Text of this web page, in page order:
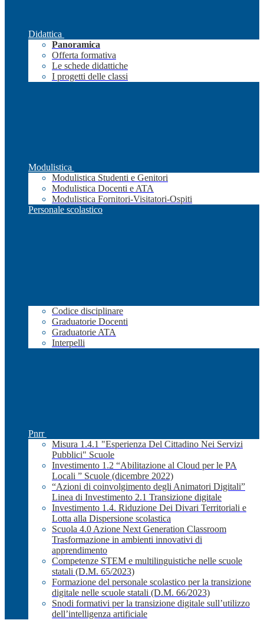
Didattica
Panoramica
Offerta formativa
Le schede didattiche
I progetti delle classi
Modulistica
Modulistica Studenti e Genitori
Modulistica Docenti e ATA
Modulistica Fornitori-Visitatori-Ospiti
Personale scolastico
Codice disciplinare
Graduatorie Docenti
Graduatorie ATA
Interpelli
Pnrr
Misura 1.4.1 "Esperienza Del Cittadino Nei Servizi
Pubblici" Scuole
Investimento 1.2 “Abilitazione al Cloud per le PA
Locali ” Scuole (dicembre 2022)
“Azioni di coinvolgimento degli Animatori Digitali”
Linea di Investimento 2.1 Transizione digitale
Investimento 1.4. Riduzione Dei Divari Territoriali e
Lotta alla Dispersione scolastica
Scuola 4.0 Azione Next Generation Classroom
Trasformazione in ambienti innovativi di
apprendimento
Competenze STEM e multilinguistiche nelle scuole
statali (D.M. 65/2023)
Formazione del personale scolastico per la transizione
digitale nelle scuole statali (D.M. 66/2023)
Snodi formativi per la transizione digitale sull’utilizzo
dell’intelligenza artificiale